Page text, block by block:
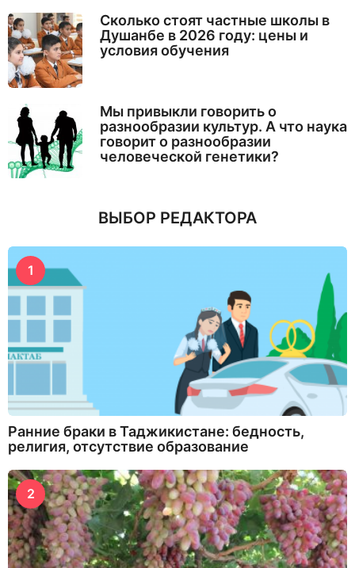
Сколько стоят частные школы в
Душанбе в 2026 году: цены и
условия обучения
Мы привыкли говорить о
разнообразии культур. А что наука
говорит о разнообразии
человеческой генетики?
ВЫБОР РЕДАКТОРА
1
Ранние браки в Таджикистане: бедность,
религия, отсутствие образование
2